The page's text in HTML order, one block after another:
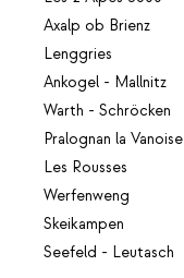
Axalp ob Brienz
Lenggries
Ankogel - Mallnitz
Warth - Schröcken
Pralognan la Vanoise
Les Rousses
Werfenweng
Skeikampen
Seefeld - Leutasch